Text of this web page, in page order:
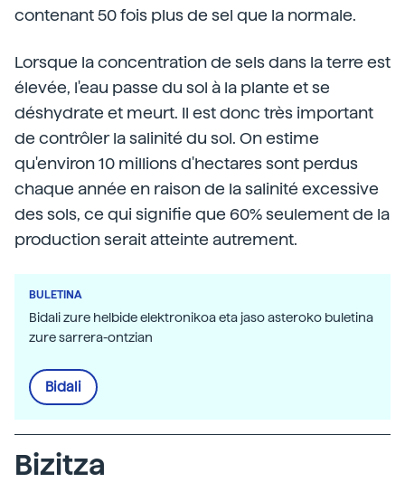
contenant 50 fois plus de sel que la normale.
Lorsque la concentration de sels dans la terre est
élevée, l'eau passe du sol à la plante et se
déshydrate et meurt. Il est donc très important
de contrôler la salinité du sol. On estime
qu'environ 10 millions d'hectares sont perdus
chaque année en raison de la salinité excessive
des sols, ce qui signifie que 60% seulement de la
production serait atteinte autrement.
BULETINA
Bidali zure helbide elektronikoa eta jaso asteroko buletina
zure sarrera-ontzian
Bidali
Bizitza